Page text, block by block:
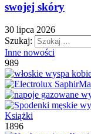
swojej skóry
30 lipca 2026
Szukaj:
Inne nowości
989
Książki
1896